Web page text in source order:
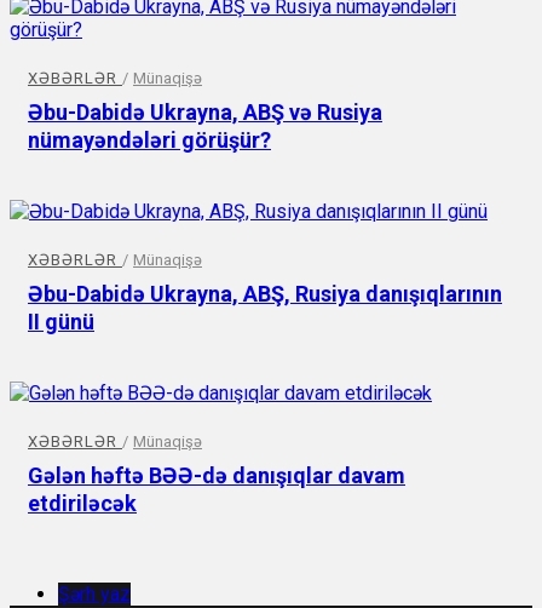
XƏBƏRLƏR / Münaqişə
Əbu-Dabidə Ukrayna, ABŞ və Rusiya
nümayəndələri görüşür?
XƏBƏRLƏR / Münaqişə
Əbu-Dabidə Ukrayna, ABŞ, Rusiya danışıqlarının
II günü
XƏBƏRLƏR / Münaqişə
Gələn həftə BƏƏ-də danışıqlar davam
etdiriləcək
Şərh yaz